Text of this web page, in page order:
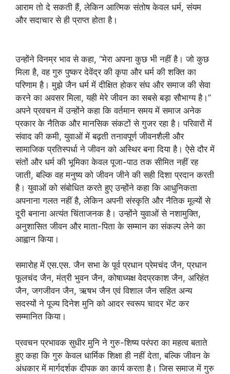
आराम तो दे सकती हैं, लेकिन आत्मिक संतोष केवल धर्म, संयम
और सदाचार से ही प्राप्त होता है।
उन्होंने विनम्र भाव से कहा, “मेरा अपना कुछ भी नहीं है। जो कुछ
मिला है, वह गुरु पुष्कर देवेंद्र की कृपा और धर्म की शक्ति का
परिणाम है। मुझे जैन धर्म में दीक्षित होकर संघ और समाज की सेवा
करने का अवसर मिला, यही मेरे जीवन का सबसे बड़ा सौभाग्य है।”
अपने प्रवचन में उन्होंने कहा कि वर्तमान समय में समाज अनेक
प्रकार के नैतिक और मानसिक संकटों से गुजर रहा है। परिवारों में
संवाद की कमी, युवाओं में बढ़ती तनावपूर्ण जीवनशैली और
सामाजिक प्रतिस्पर्धा ने जीवन को अस्थिर बना दिया है। ऐसे दौर में
संतों और धर्म की भूमिका केवल पूजा-पाठ तक सीमित नहीं रह
जाती, बल्कि वह मनुष्य को जीवन जीने की सही दिशा प्रदान करती
है। युवाओं को संबोधित करते हुए उन्होंने कहा कि आधुनिकता
अपनाना गलत नहीं है, लेकिन अपनी संस्कृति और नैतिक मूल्यों से
दूरी बनाना अत्यंत चिंताजनक है। उन्होंने युवाओं से नशामुक्ति,
अनुशासित जीवन और माता-पिता के सम्मान का संकल्प लेने का
आह्वान किया।
समारोह में एस.एस. जैन सभा के पूर्व प्रधान प्रेमचंद जैन, प्रधान
फूलचंद जैन, मंत्री भुवन जैन, कोषाध्यक्ष वेदप्रकाश जैन, अरिहंत
जैन, जगजीवन जैन, ऋषभ जैन एवं विशाल जैन सहित अन्य
सदस्यों ने पूज्य दिनेश मुनि को आदर स्वरूप चादर भेंट कर
सम्मानित किया।
प्रवचन प्रभावक सुधीर मुनि ने गुरु-शिष्य परंपरा का महत्व बताते
हुए कहा कि गुरु केवल धार्मिक शिक्षा ही नहीं देता, बल्कि जीवन के
अंधकार में मार्गदर्शक दीपक का कार्य करता है। जिस समाज में गुरु